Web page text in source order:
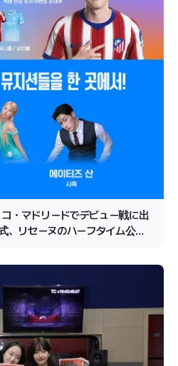
・マドリードでデビュー戦に出
、リセーヌのハーフタイム公演